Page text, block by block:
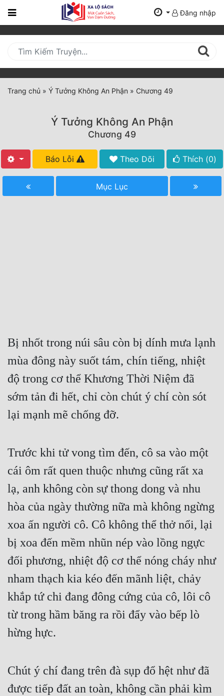
Trang
Mới
Cập
Nhật
(current)
Tất Cả
Truyện ngắn
Xa Lộ Dịch
Cung Đấu
Cạnh Kỹ
Cổ Đại
Du Hí
Dã Sử
Gia Đấu
Góc Nhìn Nam
Góc Nhìn Nữ
Huyền Huyễn
Huyền Nghi
Hài Hước
Đăng nhập
Trang chủ » Ý Tưởng Không An Phận » Chương 49
Ý Tưởng Không An Phận
Chương 49
Báo Lỗi Theo Dõi Thích (0)
Mục Lục
Bị nhốt trong núi sâu còn bị dính mưa lạnh
mùa đông này suốt tám, chín tiếng, nhiệt
độ trong cơ thể Khương Thời Niệm đã
sớm tản đi hết, chỉ còn chút ý chí còn sót
lại mạnh mẽ chống đỡ.
Trước khi tử vong tìm đến, cô sa vào một
cái ôm rất quen thuộc nhưng cũng rất xa
lạ, anh không còn sự thong dong và nhu
hòa của ngày thường nữa mà không ngừng
xoa ấn người cô. Cô không thể thở nổi, lại
bị xoa đến mềm nhũn nép vào lồng ngực
đối phương, nhiệt độ cơ thể nóng cháy như
nham thạch kia kéo đến mãnh liệt, chảy
khắp tứ chi đang đông cứng của cô, lôi cô
từ trong hầm băng ra rồi đẩy vào bếp lò
hừng hực.
Chút ý chí đang trên đà sụp đổ hệt như đã
được tiếp đất an toàn, không cần phải kìm